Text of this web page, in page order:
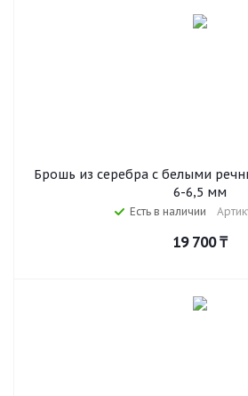
Брошь из серебра с белыми
6-6,5 мм
Есть в наличии
19 700₸